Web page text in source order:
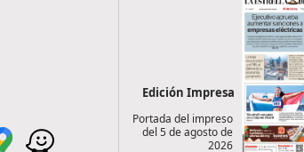
Edición Impresa
Portada del impreso
del 5 de agosto de
2026